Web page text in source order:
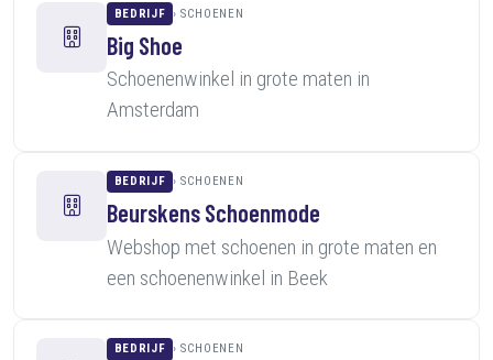
BEDRIJF SCHOENEN
Big Shoe
Schoenenwinkel in grote maten in
Amsterdam
BEDRIJF SCHOENEN
Beurskens Schoenmode
Webshop met schoenen in grote maten en
een schoenenwinkel in Beek
BEDRIJF SCHOENEN